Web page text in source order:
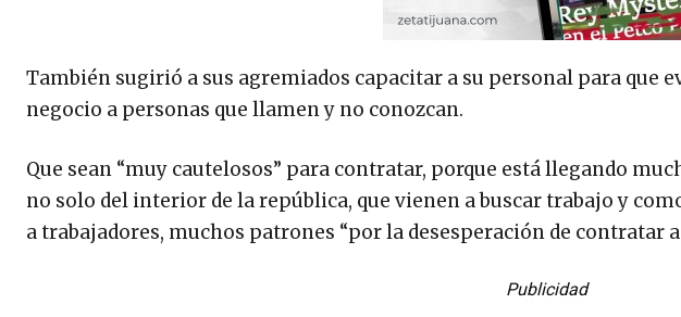
También sugirió a sus agremiados capacitar a su personal para
negocio a personas que llamen y no conozcan.
Que sean “muy cautelosos” para contratar, porque está llegando
no solo del interior de la república, que vienen a buscar trabajo y
a trabajadores, muchos patrones “por la desesperación de contratar
Publicidad